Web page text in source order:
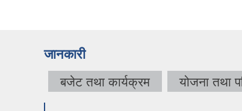
जानकारी
बजेट तथा कार्यक्रम योजना तथा